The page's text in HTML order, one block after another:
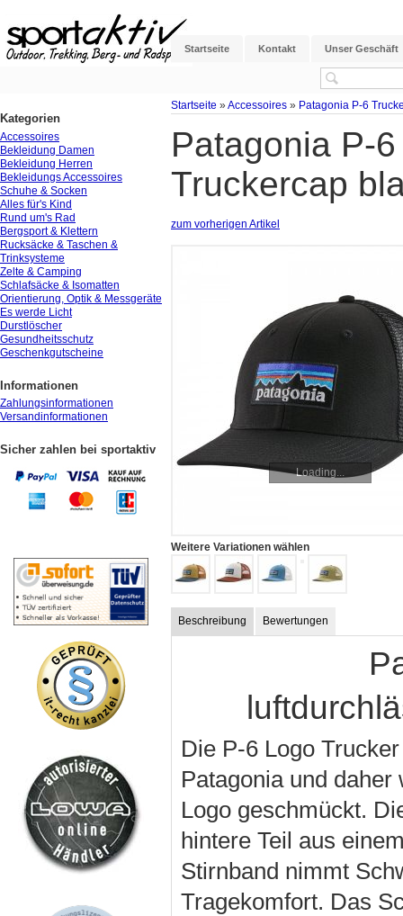
Startseite Kontakt Unser Geschäft
Startseite » Accessoires » Patagonia P-6
Patagonia P-
Truckercap
zum vorherigen Artikel
Loading...
Weitere Variationen wählen
Beschreibung Bewertungen
Die P-6 Logo
Patagonia und
Logo geschmückt.
hintere Teil aus
Stirnband nimmt
Tragekomfort. Das
Kategorien
Accessoires
Bekleidung Damen
Bekleidung Herren
Bekleidungs Accessoires
Schuhe & Socken
Alles für's Kind
Rund um's Rad
Bergsport & Klettern
Rucksäcke & Taschen &
Trinksysteme
Zelte & Camping
Schlafsäcke & Isomatten
Orientierung, Optik & Messgeräte
Es werde Licht
Durstlöscher
Gesundheitsschutz
Geschenkgutscheine
Informationen
Zahlungsinformationen
Versandinformationen
Sicher zahlen bei sportaktiv